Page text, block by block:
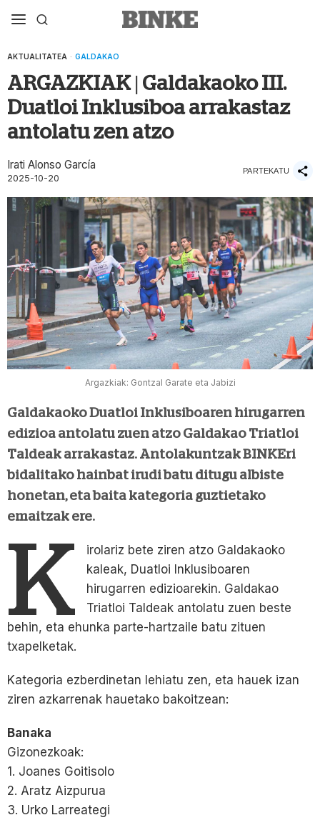
AKTUALITATEA · GALDAKAO
ARGAZKIAK | Galdakaoko III.
Duatloi Inklusiboa arrakastaz
antolatu zen atzo
Irati Alonso García
2025-10-20
PARTEKATU
Argazkiak: Gontzal Garate eta Jabizi
Galdakaoko Duatloi Inklusiboaren hirugarren
edizioa antolatu zuen atzo Galdakao Triatloi
Taldeak arrakastaz. Antolakuntzak BINKEri
bidalitako hainbat irudi batu ditugu albiste
honetan, eta baita kategoria guztietako
emaitzak ere.
K
irolariz bete ziren atzo Galdakaoko
kaleak, Duatloi Inklusiboaren
hirugarren edizioarekin. Galdakao
Triatloi Taldeak antolatu zuen beste
behin, eta ehunka parte-hartzaile batu zituen
txapelketak.
Kategoria ezberdinetan lehiatu zen, eta hauek izan
ziren azkarrenak hauetako bakoitzean:
Banaka
Gizonezkoak:
1. Joanes Goitisolo
2. Aratz Aizpurua
3. Urko Larreategi